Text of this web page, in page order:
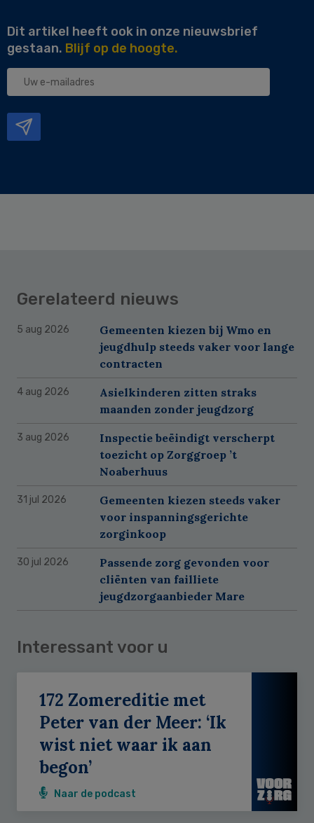
Dit artikel heeft ook in onze nieuwsbrief
gestaan. Blijf op de hoogte.
Uw
Gerelateerd nieuws
5 aug 2026
Gemeenten kiezen bij Wmo en
jeugdhulp steeds vaker voor lange
contracten
4 aug 2026
Asielkinderen zitten straks
maanden zonder jeugdzorg
3 aug 2026
Inspectie beëindigt verscherpt
toezicht op Zorggroep ’t
Noaberhuus
31 jul 2026
Gemeenten kiezen steeds vaker
voor inspanningsgerichte
zorginkoop
30 jul 2026
Passende zorg gevonden voor
cliënten van failliete
jeugdzorgaanbieder Mare
Interessant voor u
172 Zomereditie met
Peter van der Meer: ‘Ik
wist niet waar ik aan
begon’
Naar de podcast